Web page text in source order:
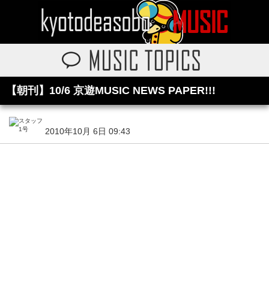
【朝刊】10/6 京遊MUSIC NEWS PAPER!!!
2010年10月 6日 09:43